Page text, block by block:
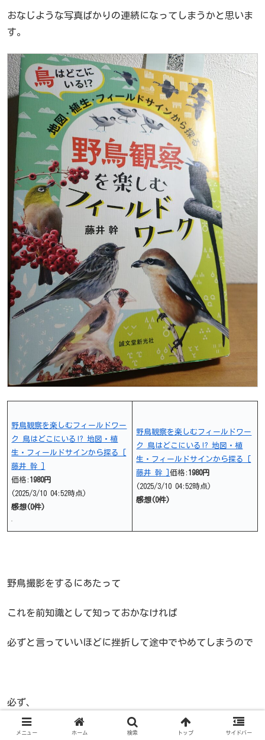
おなじような写真ばかりの連続になってしまうかと思いま
す。
野鳥観察を楽しむフィールドワー
ク 鳥はどこにいる!? 地図・植
生・フィールドサインから探る [
藤井 幹 ]
価格: 1980円
(2025/3/10 04:52時点)
感想(0件)
野鳥観察を楽しむフィールドワー
ク 鳥はどこにいる!? 地図・植
生・フィールドサインから探る [
藤井 幹 ]価格: 1980円
(2025/3/10 04:52時点)
感想(0件)
野鳥撮影をするにあたって
これを前知識として知っておかなければ
必ずと言っていいほどに挫折して途中でやめてしまうので
必ず、
野鳥さんのことは詳しくなっていきましょう。
メニュー ホーム 検索 トップ サイドバー